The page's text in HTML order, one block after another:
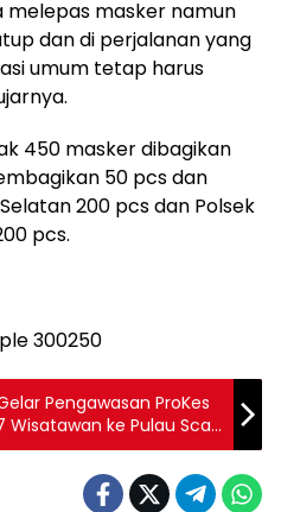
melepas masker namun
dan di perjalanan yang
umum tetap harus
450 masker dibagikan
50 pcs dan
200 pcs dan Polsek
pcs.
Pengawasan ProKes
Wisatawan ke Pulau Scan
Kaliadem